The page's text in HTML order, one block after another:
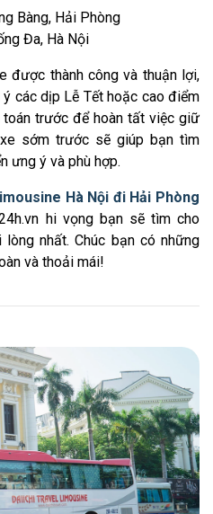
Bàng, Hải Phòng
Đa, Hà Nội
được thành công và thuận lợi,
các dịp Lễ Tết hoặc cao điểm
trước để hoàn tất việc giữ
sớm trước sẽ giúp bạn tìm
ưng ý và phù hợp.
Hà Nội đi Hải Phòng
hi vọng bạn sẽ tìm cho
nhất. Chúc bạn có những
và thoải mái!